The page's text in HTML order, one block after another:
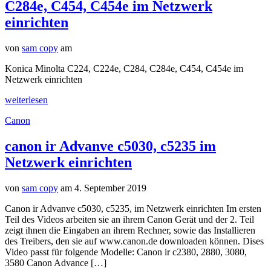
C284e, C454, C454e im Netzwerk
einrichten
von sam copy am
Konica Minolta C224, C224e, C284, C284e, C454, C454e im
Netzwerk einrichten
weiterlesen
Canon
canon ir Advanve c5030, c5235 im
Netzwerk einrichten
von sam copy am 4. September 2019
Canon ir Advanve c5030, c5235, im Netzwerk einrichten Im ersten
Teil des Videos arbeiten sie an ihrem Canon Gerät und der 2. Teil
zeigt ihnen die Eingaben an ihrem Rechner, sowie das Installieren
des Treibers, den sie auf www.canon.de downloaden können. Dises
Video passt für folgende Modelle: Canon ir c2380, 2880, 3080,
3580 Canon Advance […]